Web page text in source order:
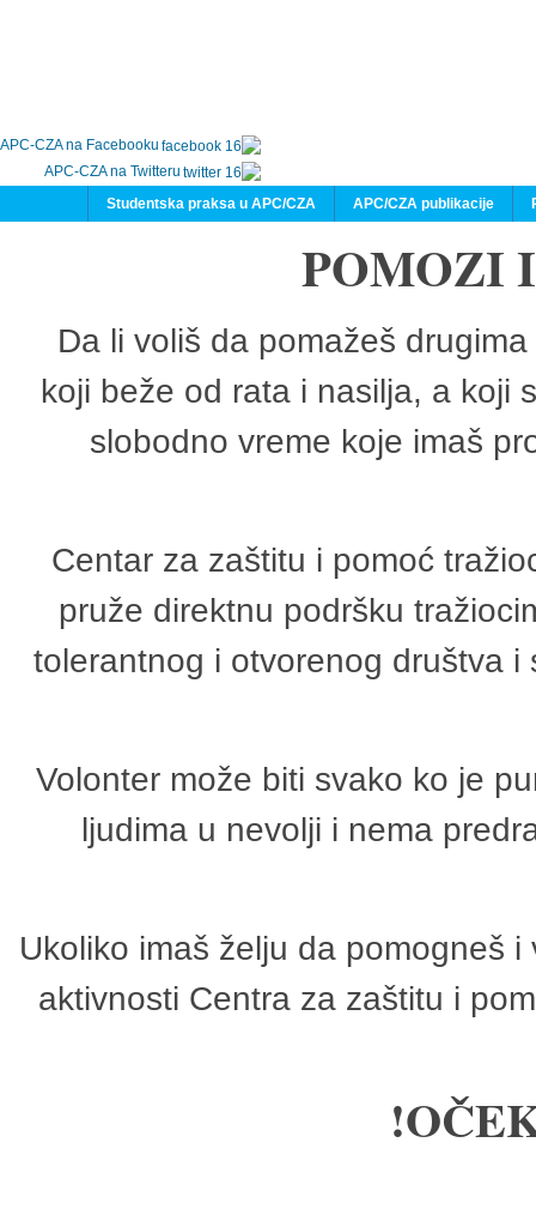
APC-CZA na Facebooku
APC-CZA na Twitteru
APC/CZA publikacije
Studentska praksa u APC/CZA
POMOZI
Da li voliš da pomažeš
koji beže od rata i nasilja, a koji
slobodno vreme koje imaš
Centar za zaštitu i pomoć
pruže direktnu podršku
tolerantnog i otvorenog društva
Volonter može biti svako ko je
ljudima u nevolji i nema
Ukoliko imaš želju da pomogneš
aktivnosti Centra za zaštitu i